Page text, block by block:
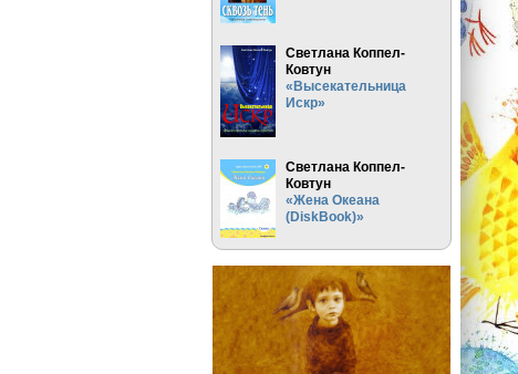
Светлана Коппел-
Ковтун
«Высекательница
Искр»
Светлана Коппел-
Ковтун
«Жена Океана
(DiskBook)»